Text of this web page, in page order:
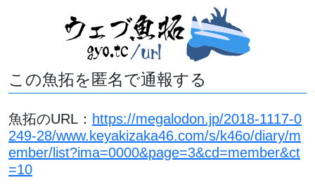
この魚拓を匿名で通報する
魚拓のURL： https://megalodon.jp/2018-1117-0
249-28/www.keyakizaka46.com/s/k46o/diary/m
ember/list?ima=0000&page=3&cd=member&ct
=10